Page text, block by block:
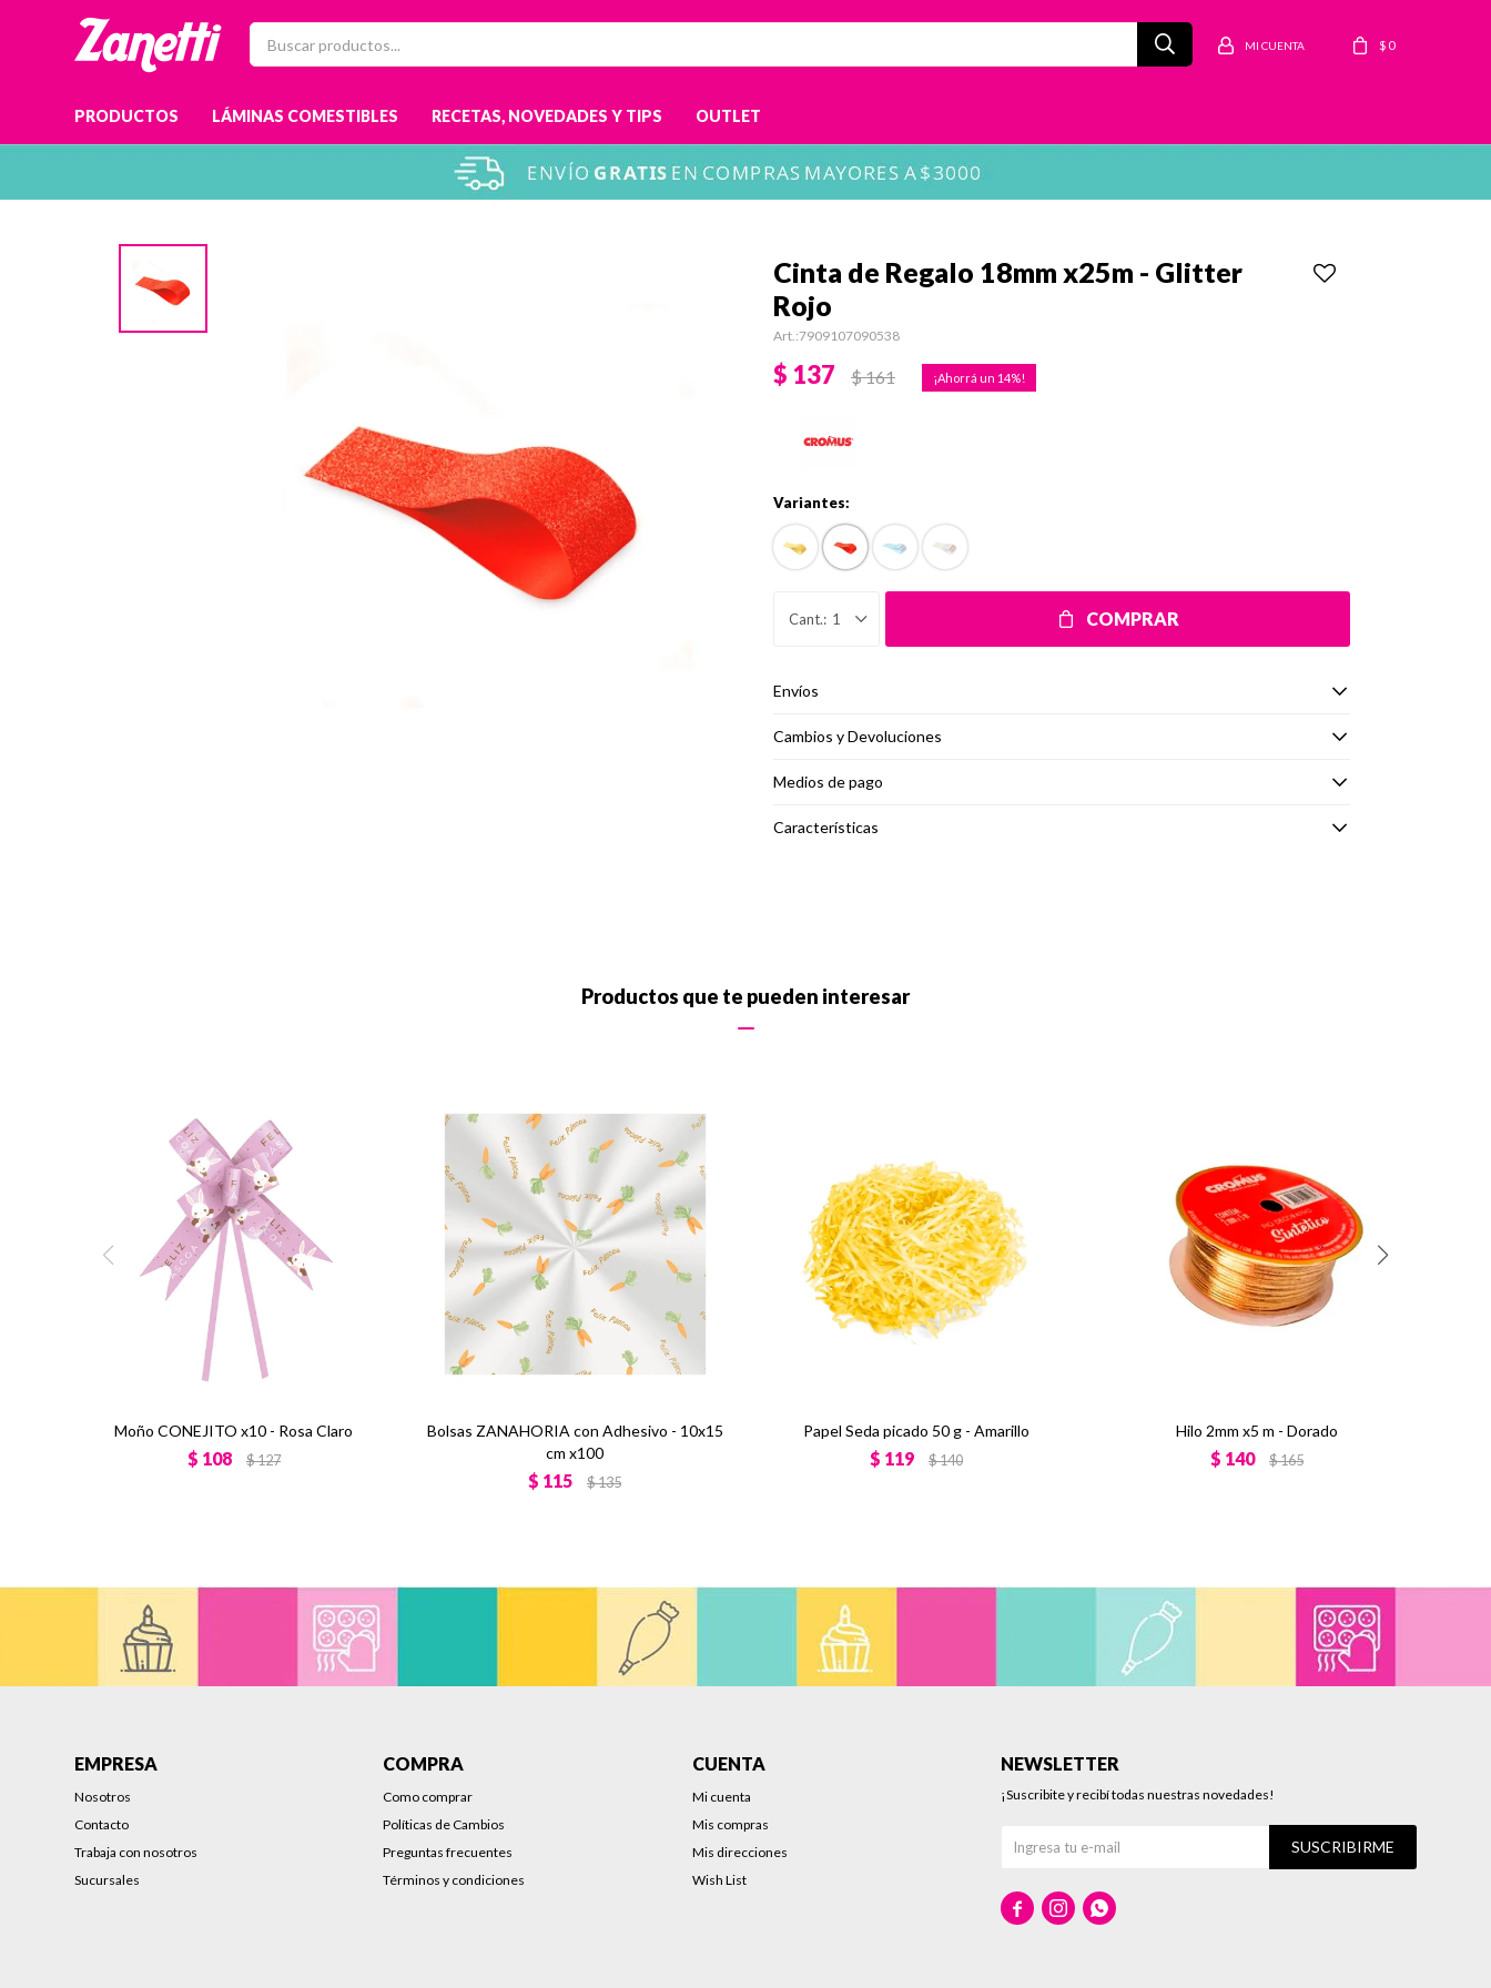
PRODUCTOS LÁMINAS COMESTIBLES RECETAS, NOVEDADES Y TIPS OUTLET
$ 0
Cinta de Regalo 18mm x25m - Glitter
Rojo
7909107090538
$ 137 $161 14
Variantes:
1 COMPRAR
Envíos
Cambios y Devoluciones
Medios de pago
Características
Productos que te pueden interesar
Moño CONEJITO x10 - Rosa Claro
$ 108 $127
Bolsas ZANAHORIA con Adhesivo - 10x15
cm x100
$ 115 $135
Papel Seda picado 50 g - Amarillo
$ 119 $140
Hilo 2mm x5 m - Dorado
$ 140 $165
EMPRESA
Nosotros
Contacto
Trabaja con nosotros
Sucursales
COMPRA
Como comprar
Políticas de Cambios
Preguntas frecuentes
Términos y condiciones
CUENTA
Mi cuenta
Mis compras
Mis direcciones
Wish List
NEWSLETTER
¡Suscribite y recibí todas nuestras novedades!
SUSCRIBIRME
  